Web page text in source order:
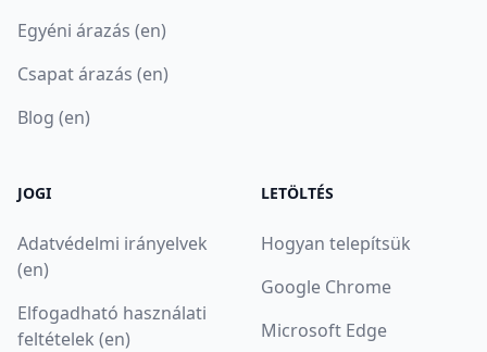
Egyéni árazás (en)
Csapat árazás (en)
Blog (en)
JOGI
Adatvédelmi irányelvek
(en)
Elfogadható használati
feltételek (en)
LETÖLTÉS
Hogyan telepítsük
Google Chrome
Microsoft Edge